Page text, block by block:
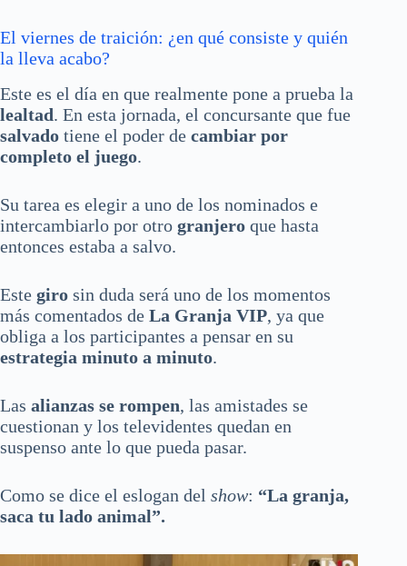
El viernes de traición: ¿en qué consiste y quién
la lleva acabo?
Este es el día en que realmente pone a prueba la
lealtad. En esta jornada, el concursante que fue
salvado tiene el poder de cambiar por
completo el juego.
Su tarea es elegir a uno de los nominados e
intercambiarlo por otro granjero que hasta
entonces estaba a salvo.
Este giro sin duda será uno de los momentos
más comentados de La Granja VIP, ya que
obliga a los participantes a pensar en su
estrategia minuto a minuto.
Las alianzas se rompen, las amistades se
cuestionan y los televidentes quedan en
suspenso ante lo que pueda pasar.
Como se dice el eslogan del show: “La granja,
saca tu lado animal”.